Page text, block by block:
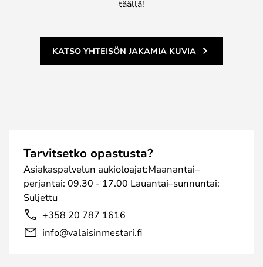
täällä!
KATSO YHTEISÖN JAKAMIA KUVIA
Tarvitsetko opastusta?
Asiakaspalvelun aukioloajat:Maanantai–
perjantai: 09.30 - 17.00 Lauantai–sunnuntai:
Suljettu
+358 20 787 1616
info@valaisinmestari.fi